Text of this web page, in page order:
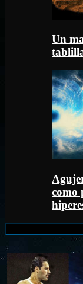
Un
como